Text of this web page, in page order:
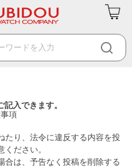
入できます。
項
たり、法令に違反する内容を投
ださい。
合は、予告なく投稿を削除する